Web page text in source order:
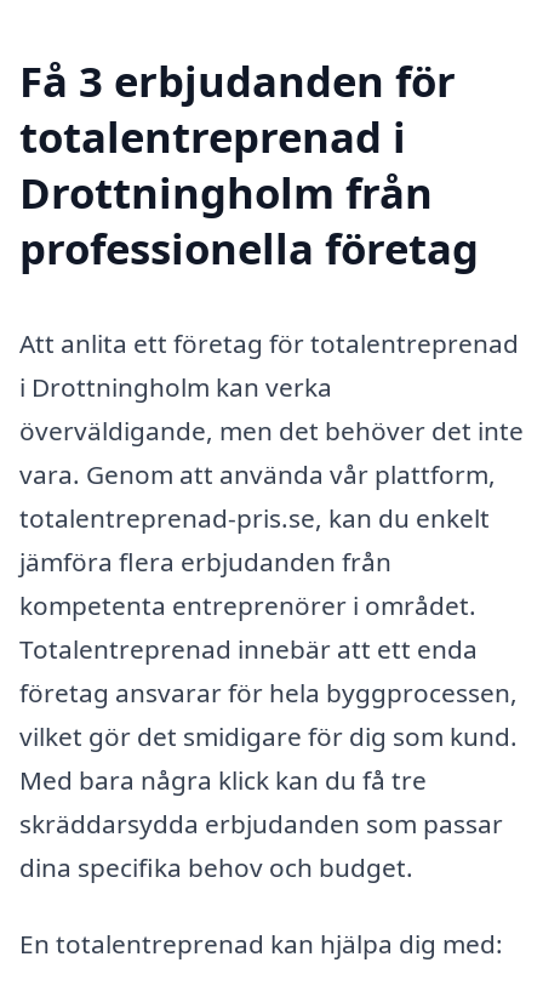
Få 3 erbjudanden för
totalentreprenad i
Drottningholm från
professionella företag
Att anlita ett företag för totalentreprenad
i Drottningholm kan verka
överväldigande, men det behöver det inte
vara. Genom att använda vår plattform,
totalentreprenad-pris.se, kan du enkelt
jämföra flera erbjudanden från
kompetenta entreprenörer i området.
Totalentreprenad innebär att ett enda
företag ansvarar för hela byggprocessen,
vilket gör det smidigare för dig som kund.
Med bara några klick kan du få tre
skräddarsydda erbjudanden som passar
dina specifika behov och budget.
En totalentreprenad kan hjälpa dig med: